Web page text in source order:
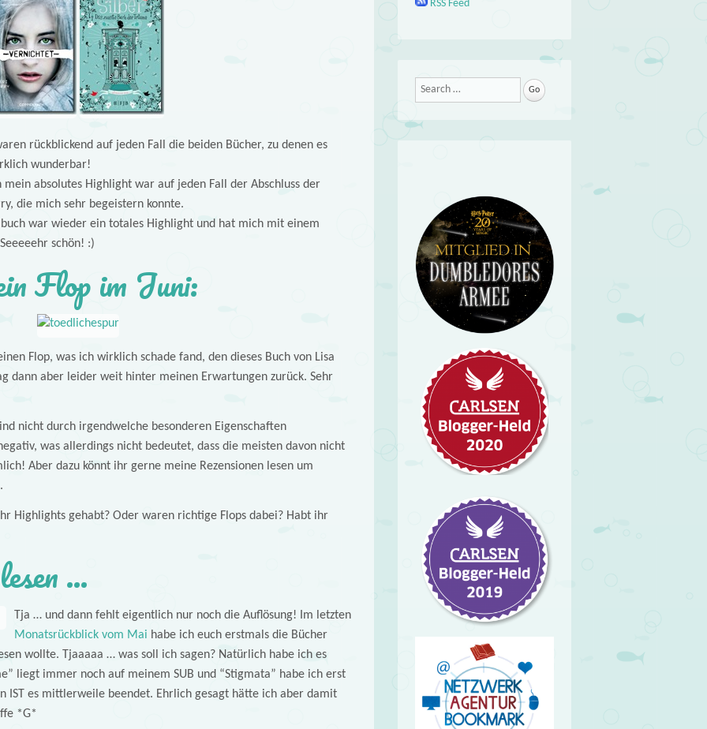
rückblickend auf jeden Fall die beiden Bücher, zu denen es
wunderbar!
absolutes Highlight war auf jeden Fall der Abschluss der
die mich sehr begeistern konnte.
war wieder ein totales Highlight und hat mich mit einem
schön! :)
Flop im Juni:
Flop, was ich wirklich schade fand, den dieses Buch von Lisa
dann aber leider weit hinter meinen Erwartungen zurück. Sehr
nicht durch irgendwelche besonderen Eigenschaften
was allerdings nicht bedeutet, dass die meisten davon nicht
Aber dazu könnt ihr gerne meine Rezensionen lesen um
Highlights gehabt? Oder waren richtige Flops dabei? Habt ihr
…
Tja … und dann fehlt eigentlich nur noch die Auflösung! Im letzten
Monatsrückblick vom Mai habe ich euch erstmals die Bücher
wollte. Tjaaaaa … was soll ich sagen? Natürlich habe ich es
liegt immer noch auf meinem SUB und “Stigmata” habe ich erst
IST es mittlerweile beendet. Ehrlich gesagt hätte ich aber damit
*G*
RSS Feed
Search